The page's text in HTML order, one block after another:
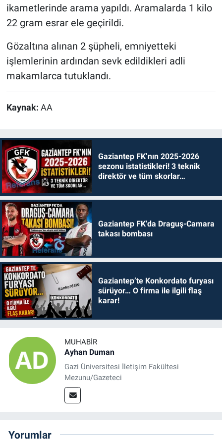
ikametlerinde arama yapıldı. Aramalarda 1 kilo
22 gram esrar ele geçirildi.
Gözaltına alınan 2 şüpheli, emniyetteki
işlemlerinin ardından sevk edildikleri adli
makamlarca tutuklandı.
Kaynak: AA
Gaziantep FK’nın 2025-2026
sezonu istatistikleri! 3 teknik
direktör ve tüm skorlar…
Gaziantep FK’da Draguş-Camara
takası bombası
Gaziantep’te Konkordato furyası
sürüyor… O firma ile ilgili flaş
karar!
MUHABIR
Ayhan Duman
Gazi Üniversitesi İletişim Fakültesi
Mezunu/Gazeteci
Yorumlar